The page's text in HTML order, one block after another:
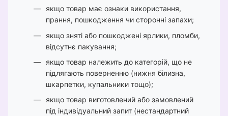
якщо товар має ознаки використання,
прання, пошкодження чи сторонні запахи;
якщо зняті або пошкоджені ярлики, пломби,
відсутнє пакування;
якщо товар належить до категорій, що не
підлягають поверненню (нижня білизна,
шкарпетки, купальники тощо);
якщо товар виготовлений або замовлений
під індивідуальний запит (нестандартний